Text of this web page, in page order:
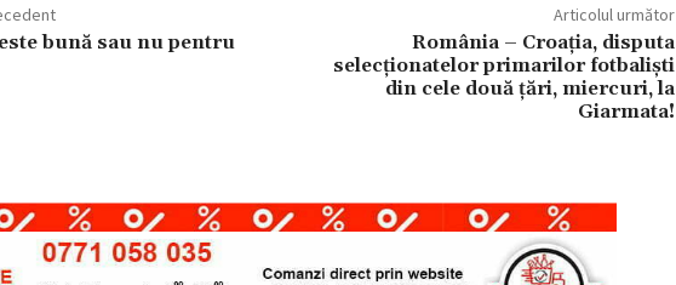
bună sau nu pentru
Articolul următor
România – Croația, disputa
selecționatelor primarilor fotbaliști
din cele două țări, miercuri, la
Giarmata!